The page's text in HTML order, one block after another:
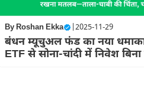
ByRoshan Ekka | 2025-11-29
बंधन म्यूचुअल फंड का नया
ETF से सोना-चांदी में निवेश